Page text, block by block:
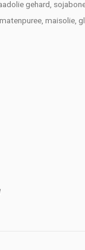
gehard,
maisolie,